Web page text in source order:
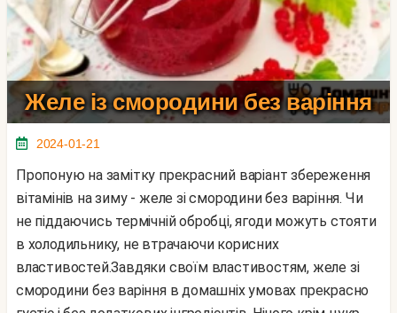
Желе із смородини без варіння
2024-01-21
Пропоную на замітку прекрасний варіант збереження
вітамінів на зиму - желе зі смородини без варіння. Чи
не піддаючись термічній обробці, ягоди можуть стояти
в холодильнику, не втрачаючи корисних
властивостей.Завдяки своїм властивостям, желе зі
смородини без варіння в домашніх умовах прекрасно